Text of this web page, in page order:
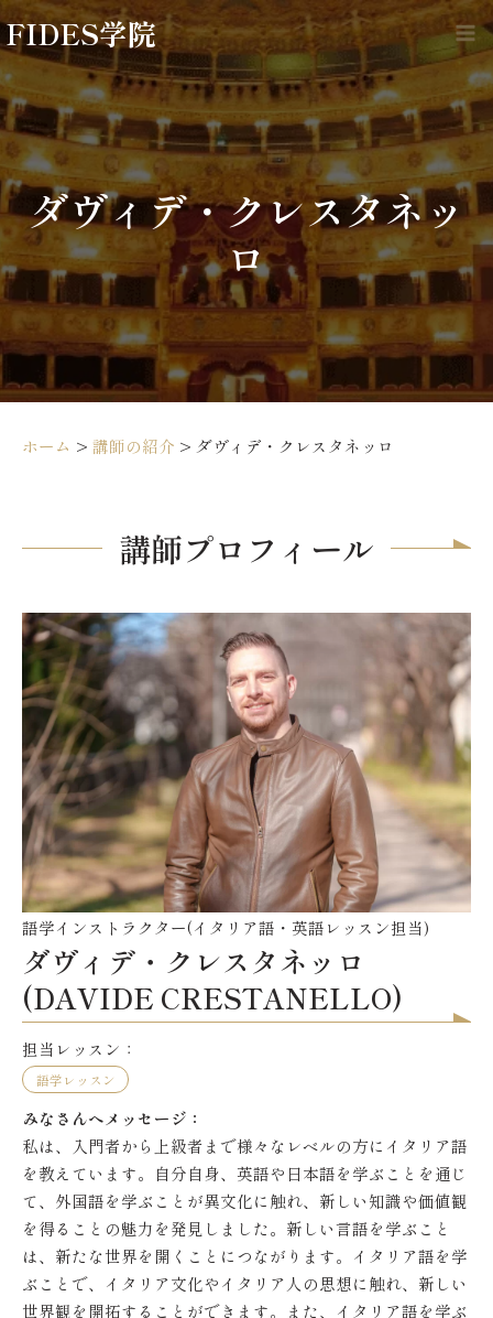
容
を
ス
キ
プ
FIDES学院
ダヴィデ・クレスタネッ
ロ
ホーム > 講師の紹介 > ダヴィデ・クレスタネッロ
講師プロフィール
語学インストラクター(イタリア語・英語レッスン担当)
ダヴィデ・クレスタネッロ
(DAVIDE CRESTANELLO)
担当レッスン：
語学レッスン
みなさんへメッセージ：
私は、入門者から上級者まで様々なレベルの方にイタリア語
を教えています。自分自身、英語や日本語を学ぶことを通じ
て、外国語を学ぶことが異文化に触れ、新しい知識や価値観
を得ることの魅力を発見しました。新しい言語を学ぶこと
は、新たな世界を開くことにつながります。イタリア語を学
ぶことで、イタリア文化やイタリア人の思想に触れ、新しい
世界観を開拓することができます。また、イタリア語を学ぶ